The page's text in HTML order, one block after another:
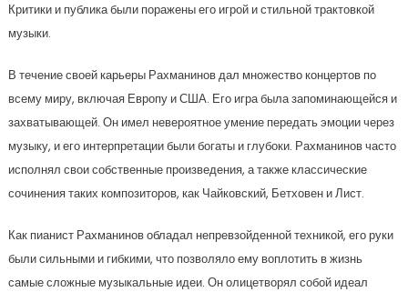
Критики и публика были поражены его игрой и стильной трактовкой
музыки.
В течение своей карьеры Рахманинов дал множество концертов по
всему миру, включая Европу и США. Его игра была запоминающейся и
захватывающей. Он имел невероятное умение передать эмоции через
музыку, и его интерпретации были богаты и глубоки. Рахманинов часто
исполнял свои собственные произведения, а также классические
сочинения таких композиторов, как Чайковский, Бетховен и Лист.
Как пианист Рахманинов обладал непревзойденной техникой, его руки
были сильными и гибкими, что позволяло ему воплотить в жизнь
самые сложные музыкальные идеи. Он олицетворял собой идеал